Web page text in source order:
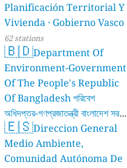
Planificación Territorial Y
Vivienda · Gobierno Vasco
62 stations
🇧🇩Department Of
Environment-Government
Of The People's Republic
Of Bangladesh পরিবেশ
অধিদপ্তর-গণপ্রজাতন্ত্রী বাংলাদেশ সরকার
17 stations
🇪🇸Direccion General
Medio Ambiente,
Comunidad Autónoma De